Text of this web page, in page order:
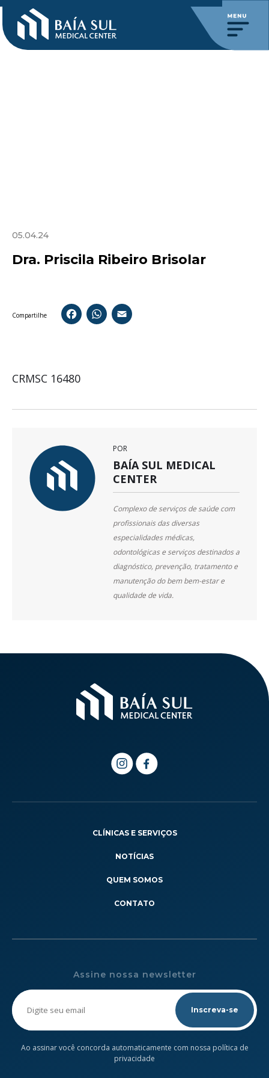
05.04.24
Dra. Priscila Ribeiro Brisolar
Compartilhe FacebookWhatsApp
CRMSC 16480
POR
BAÍA SUL MEDICAL
CENTER
Complexo de serviços de saúde com
profissionais das diversas
especialidades médicas,
odontológicas e serviços destinados a
diagnóstico, prevenção, tratamento e
manutenção do bem bem-estar e
qualidade de vida.
CLÍNICAS E SERVIÇOS
NOTÍCIAS
QUEM SOMOS
CONTATO
Assine nossa newsletter
Please
leave
this
field
Ao assinar você concorda automaticamente com nossa política de
privacidade